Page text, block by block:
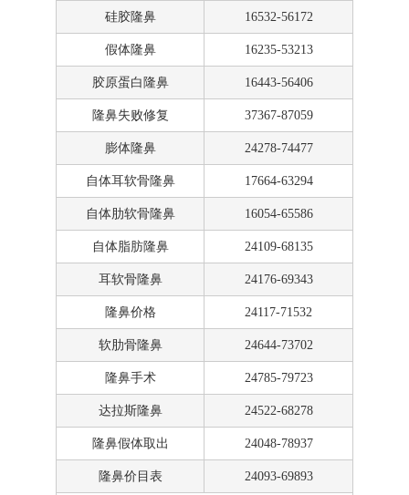
硅胶隆鼻 16532-56172
假体隆鼻 16235-53213
胶原蛋白隆鼻 16443-56406
隆鼻失败修复 37367-87059
膨体隆鼻 24278-74477
自体耳软骨隆鼻 17664-63294
自体肋软骨隆鼻 16054-65586
自体脂肪隆鼻 24109-68135
耳软骨隆鼻 24176-69343
隆鼻价格 24117-71532
软肋骨隆鼻 24644-73702
隆鼻手术 24785-79723
达拉斯隆鼻 24522-68278
隆鼻假体取出 24048-78937
隆鼻价目表 24093-69893